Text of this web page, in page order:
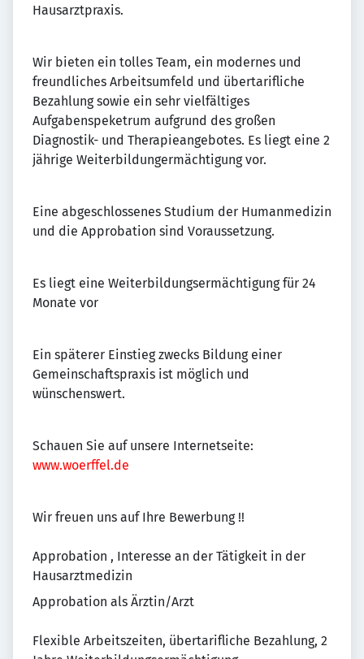
Hausarztpraxis.
Wir bieten ein tolles Team, ein modernes und
freundliches Arbeitsumfeld und übertarifliche
Bezahlung sowie ein sehr vielfältiges
Aufgabenspeketrum aufgrund des großen
Diagnostik- und Therapieangebotes. Es liegt eine 2
jährige Weiterbildungermächtigung vor.
Eine abgeschlossenes Studium der Humanmedizin
und die Approbation sind Voraussetzung.
Es liegt eine Weiterbildungsermächtigung für 24
Monate vor
Ein späterer Einstieg zwecks Bildung einer
Gemeinschaftspraxis ist möglich und
wünschenswert.
Schauen Sie auf unsere Internetseite:
www.woerffel.de
Wir freuen uns auf Ihre Bewerbung !!
Approbation , Interesse an der Tätigkeit in der
Hausarztmedizin
Approbation als Ärztin/Arzt
Flexible Arbeitszeiten, übertarifliche Bezahlung, 2